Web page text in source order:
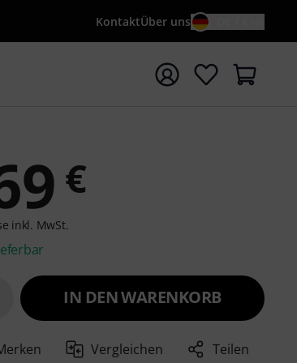
KontaktÜber uns
{searchTerm} starten
€
inkl. MwSt.
IN DEN WARENKORB
Vergleichen Teilen